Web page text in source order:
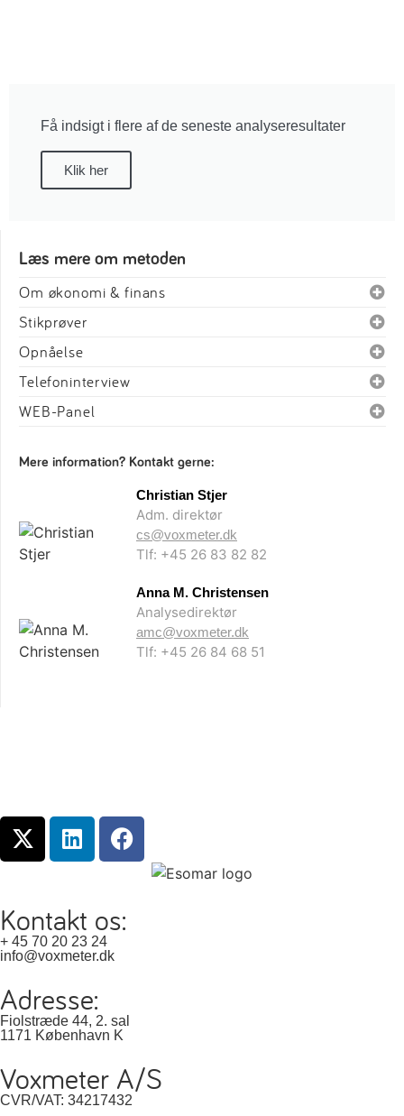
Få indsigt i flere af de seneste analyseresultater
Klik her
Læs mere om metoden
Om økonomi & finans
Stikprøver
Opnåelse
Telefoninterview
WEB-Panel
Mere information? Kontakt gerne:
Christian Stjer
Adm. direktør
cs@voxmeter.dk
Tlf: +45 26 83 82 82
Anna M. Christensen
Analysedirektør
amc@voxmeter.dk
Tlf: +45 26 84 68 51
Kontakt os:
+ 45 70 20 23 24
info@voxmeter.dk
Adresse:
Fiolstræde 44, 2. sal
1171 København K
Voxmeter A/S
CVR/VAT: 34217432